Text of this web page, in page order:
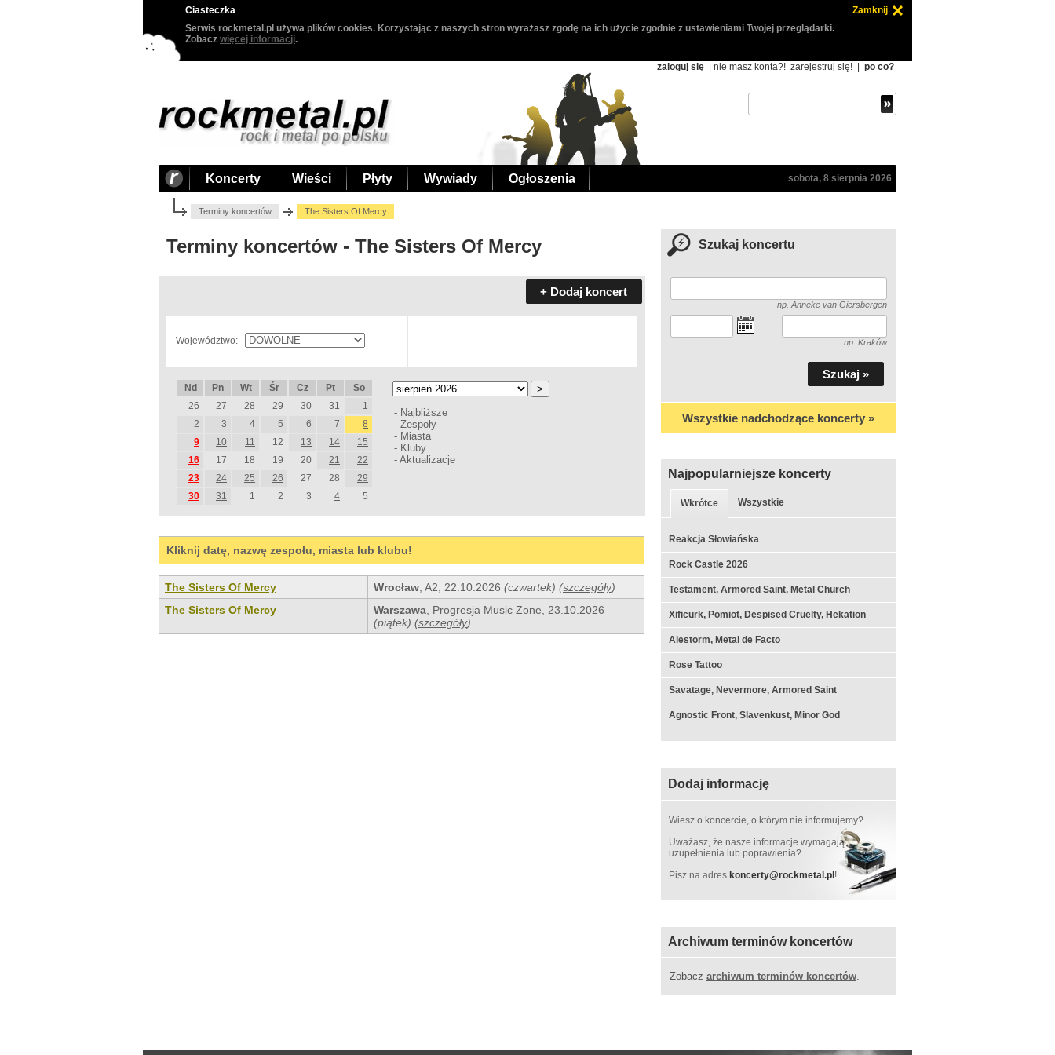
Ciasteczka
Zamknij
Serwis rockmetal.pl używa plików cookies. Korzystając z naszych stron wyrażasz zgodę na ich użycie zgodnie z ustawieniami Twojej przeglądarki.
Zobacz więcej informacji.
zaloguj się | nie masz konta?! zarejestruj się! po co?
Koncerty Wieści Płyty Wywiady Ogłoszenia sobota, 8 sierpnia 2026
Terminy koncertów The Sisters Of Mercy
Terminy koncertów - The Sisters Of Mercy
+ Dodaj koncert
Województwo:
Nd Pn Wt Śr Cz Pt
So
26
27 28 29 30 31
1
2
3 4 5 6 7
8
9
10 11 12 13 14
15
16
17 18 19 20 21
22
23
24 25 26 27 28
29
30
31 1 2 3 4 5
- Najbliższe
- Zespoły
- Miasta
- Kluby
- Aktualizacje
Kliknij datę, nazwę zespołu, miasta lub klubu!
The Sisters Of Mercy Wrocław, A2 22.10.2026 (czwartek) (szczegóły)
The Sisters Of Mercy
Warszawa, Progresja Music Zone
23.10.2026
(piątek) (szczegóły)
Szukaj koncertu
np. Anneke van Giersbergen
np. Kraków
Wszystkie nadchodzące koncerty »
Najpopularniejsze koncerty
Wkrótce Wszystkie
Reakcja Słowiańska
Rock Castle 2026
Testament, Armored Saint, Metal Church
Xificurk, Pomiot, Despised Cruelty, Hekation
Alestorm, Metal de Facto
Rose Tattoo
Savatage, Nevermore, Armored Saint
Agnostic Front, Slavenkust, Minor God
Dodaj informację
Wiesz o koncercie, o którym nie informujemy?
Uważasz, że nasze informacje wymagają
uzupełnienia lub poprawienia?
Pisz na adres koncerty@rockmetal.pl!
Archiwum terminów koncertów
Zobacz archiwum terminów koncertów.